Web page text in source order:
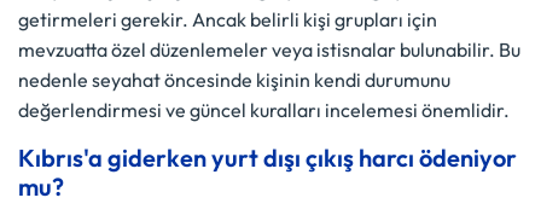
getirmeleri gerekir. Ancak belirli kişi grupları için
mevzuatta özel düzenlemeler veya istisnalar bulunabilir. Bu
nedenle seyahat öncesinde kişinin kendi durumunu
değerlendirmesi ve güncel kuralları incelemesi önemlidir.
Kıbrıs'a giderken yurt dışı çıkış harcı ödeniyor
mu?